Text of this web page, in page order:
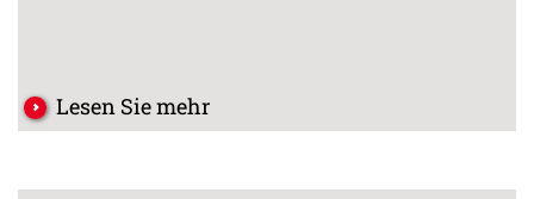
Lesen Sie mehr